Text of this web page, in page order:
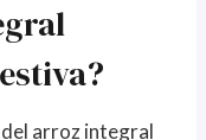
arroz integral